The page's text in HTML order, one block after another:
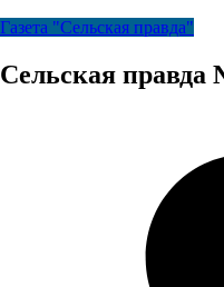
Газета "Сельская правда"
Сельская правда